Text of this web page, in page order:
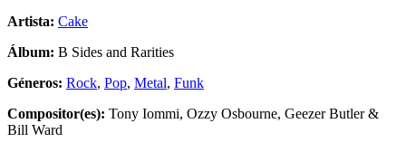
Artista: Cake
Álbum: B Sides and Rarities
Géneros: Rock, Pop, Metal, Funk
Compositor(es): Tony Iommi, Ozzy Osbourne, Geezer Butler &
Bill Ward